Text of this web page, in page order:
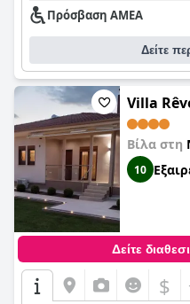
Πρόσβαση ΑΜΕΑ
Δείτε
Villa
Βίλα στη
10
Δείτε
$